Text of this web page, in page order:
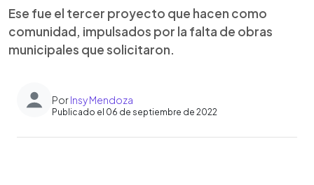
Ese fue el tercer proyecto que hacen como
comunidad, impulsados por la falta de obras
municipales que solicitaron.
PorInsy Mendoza
Publicado el 06 de septiembre de 2022